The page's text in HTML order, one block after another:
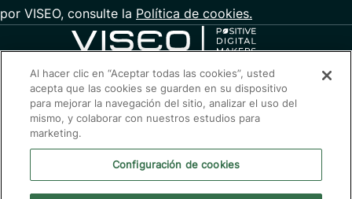
por VISEO, consulte la Política de cookies.
Optimizar el presente, transformar
el futuro
Contactar con nosotros
Aviso legal
Al hacer clic en “Aceptar todas las cookies”, usted
acepta que las cookies se guarden en su dispositivo
para mejorar la navegación del sitio, analizar el uso del
mismo, y colaborar con nuestros estudios para
marketing.
Configuración de cookies